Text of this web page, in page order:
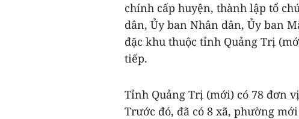
chính cấp huyện, thành lập tổ
dân, Ủy ban Nhân dân, Ủy ban
đặc khu thuộc tỉnh Quảng Trị
tiếp.
Tỉnh Quảng Trị (mới) có 78 đơn
Trước đó, đã có 8 xã, phường